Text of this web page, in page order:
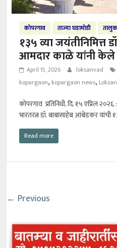
कोपरगाव ताज्या घडामोडी
१३५ व्या जयंतीनिमित्त
आमदार काळे यांनी केले
April 15, 2026 loksanvad
kopargaon, kopargaon news,
कोपरगाव प्रतिनिधी, दि. १५ एप्रिल
भारतरत्न डॉ. बाबासाहेब आंबेडकर यांची
Read more
← Previous